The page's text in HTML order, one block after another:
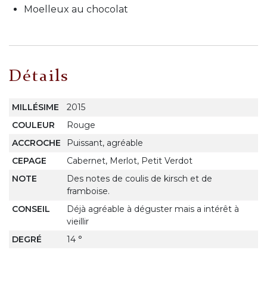
Moelleux au chocolat
Détails
MILLÉSIME
2015
COULEUR
Rouge
ACCROCHE
Puissant, agréable
CEPAGE
Cabernet, Merlot, Petit Verdot
NOTE
Des notes de coulis de kirsch et de
framboise.
CONSEIL
Déjà agréable à déguster mais a intérêt à
vieillir
DEGRÉ
14 °